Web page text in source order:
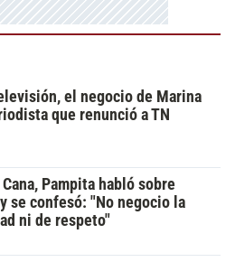
el negocio de Marina
que renunció a TN
Pampita habló sobre
se confesó: "No negocio la
ni de respeto"